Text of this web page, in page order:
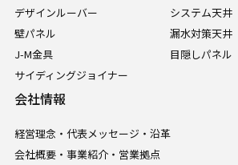
デザインルーバー
システム天井
壁パネル
漏水対策天井
J-M金具
目隠しパネル
サイディングジョイナー
会社情報
経営理念・代表メッセージ・沿革
会社概要・事業紹介・営業拠点